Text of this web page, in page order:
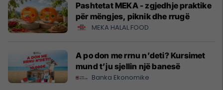
Pashtetat MEKA - zgjedhje praktike
për mëngjes, piknik dhe rrugë
MEKA HALAL FOOD
A po don me rrnu n’deti? Kursimet
mund t’ju sjellin një banesë
Banka Ekonomike